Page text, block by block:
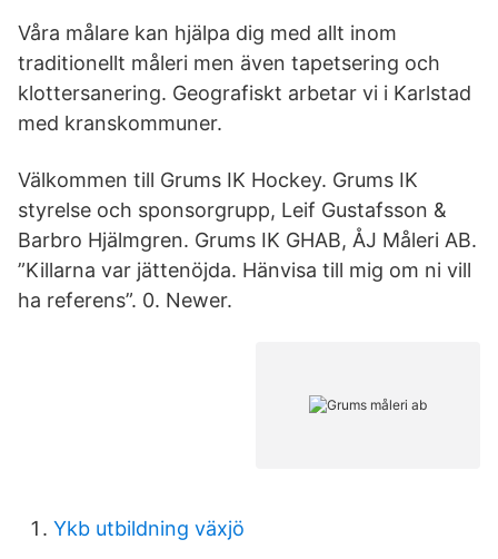
Våra målare kan hjälpa dig med allt inom
traditionellt måleri men även tapetsering och
klottersanering. Geografiskt arbetar vi i Karlstad
med kranskommuner.
Välkommen till Grums IK Hockey. Grums IK
styrelse och sponsorgrupp, Leif Gustafsson &
Barbro Hjälmgren. Grums IK GHAB, ÅJ Måleri AB.
”Killarna var jättenöjda. Hänvisa till mig om ni vill
ha referens”. 0. Newer.
Ykb utbildning växjö